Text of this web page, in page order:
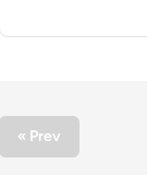
« Prev